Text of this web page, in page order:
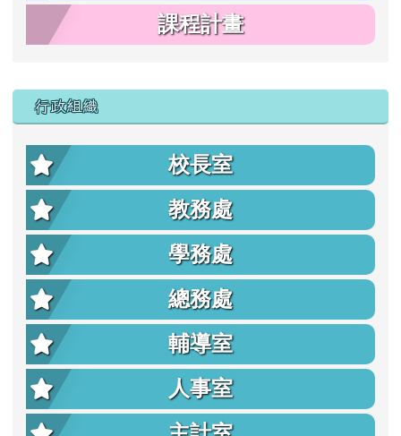
課程計畫
行政組織
校長室
教務處
學務處
總務處
輔導室
人事室